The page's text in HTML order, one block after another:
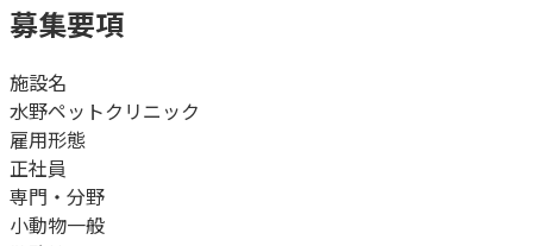
募集要項
施設名
水野ペットクリニック
雇用形態
正社員
専門・分野
小動物一般